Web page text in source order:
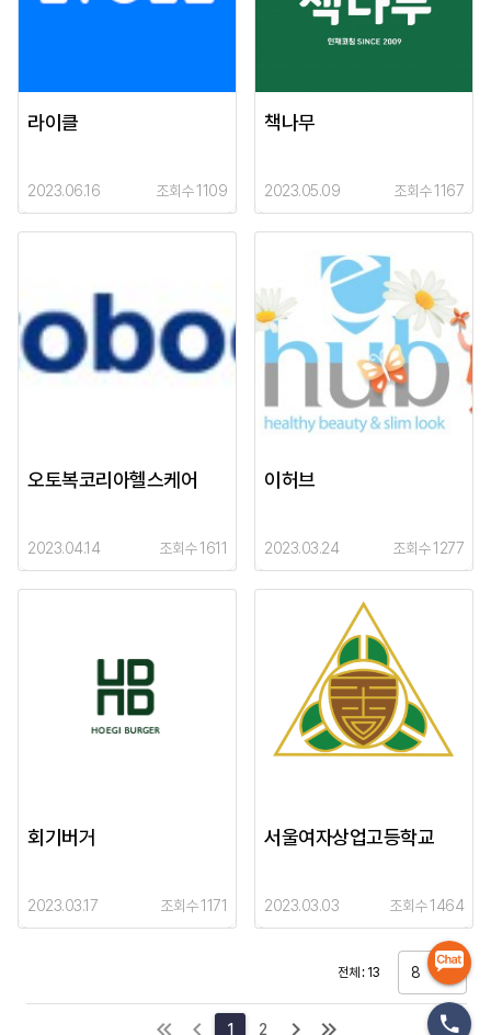
라이클
2023.06.16 조회수 1109
책나무
2023.05.09 조회수 1167
오토복코리아헬스케어
2023.04.14 조회수 1611
이허브
2023.03.24 조회수 1277
회기버거
2023.03.17 조회수 1171
서울여자상업고등학교
2023.03.03 조회수 1464
전체 : 13 8
1 2